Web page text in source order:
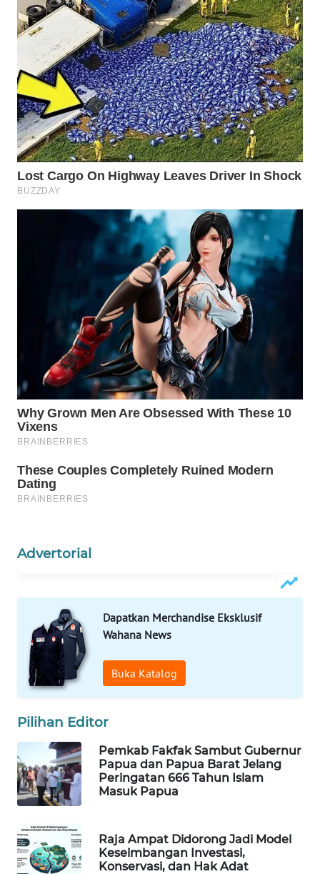
Advertorial
Dapatkan Merchandise Eksklusif
Wahana News
Buka Katalog
Pilihan Editor
Pemkab Fakfak Sambut Gubernur
Papua dan Papua Barat Jelang
Peringatan 666 Tahun Islam
Masuk Papua
Raja Ampat Didorong Jadi Model
Keseimbangan Investasi,
Konservasi, dan Hak Adat
UMKM
WAHANA
SELEB
WAHANA
PERSONA
WAHANA
OTOMOTIF
WAHANA
Wahana
Network
KONSUMEN
LISTRIK
MASYARAKAT
KELISTRIKAN
ID
MARTABAT
NET
PLN
MKLI
LPKKI
LKKI
KOPEKLIN